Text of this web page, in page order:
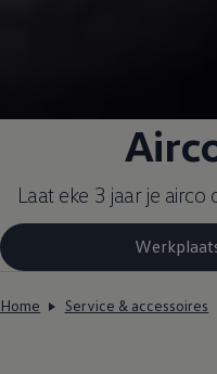
Laat eke 3 jaar je
Home Service & accessoires